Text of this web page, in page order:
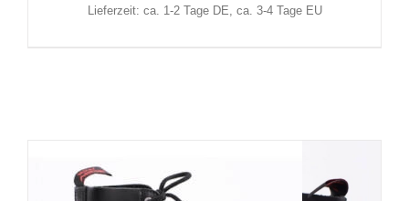
Lieferzeit: ca. 1-2 Tage DE, ca. 3-4 Tage EU